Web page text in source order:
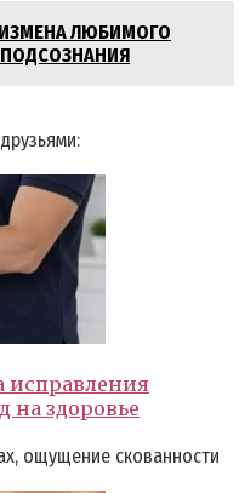
ЛЮБИМОГО
ПОДСОЗНАНИЯ
исправления
на здоровье
ощущение скованности